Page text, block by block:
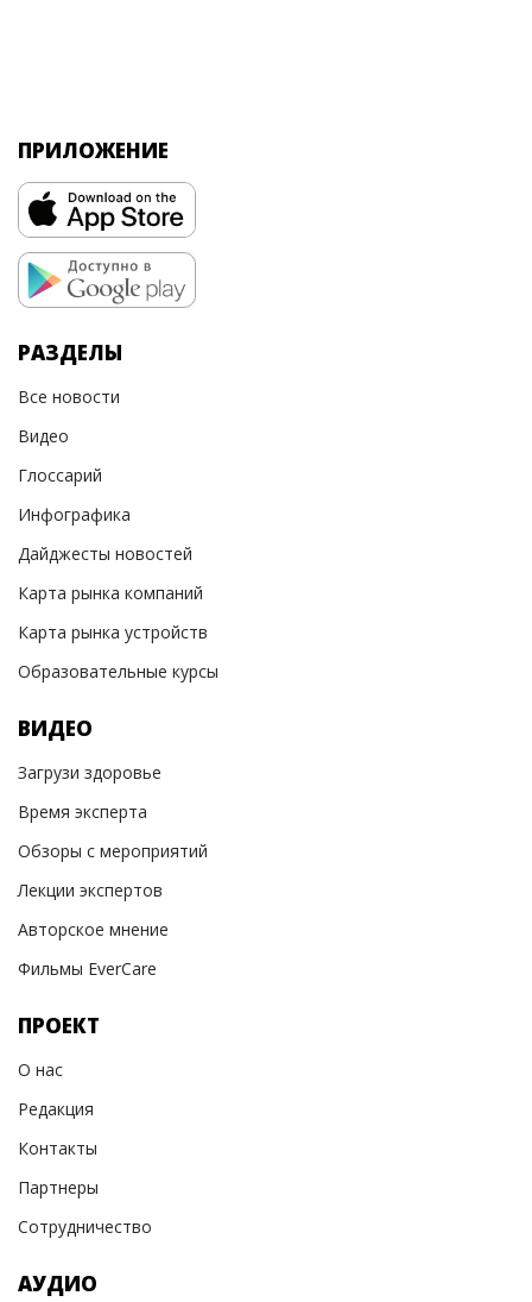
ПРИЛОЖЕНИЕ
РАЗДЕЛЫ
Все новости
Видео
Глоссарий
Инфографика
Дайджесты новостей
Карта рынка компаний
Карта рынка устройств
Образовательные курсы
ВИДЕО
Загрузи здоровье
Время эксперта
Обзоры с мероприятий
Лекции экспертов
Авторское мнение
Фильмы EverCare
ПРОЕКТ
О нас
Редакция
Контакты
Партнеры
Сотрудничество
АУДИО